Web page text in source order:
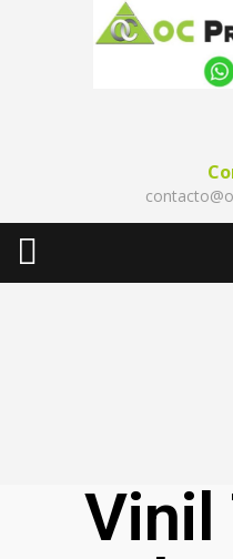
Vinil